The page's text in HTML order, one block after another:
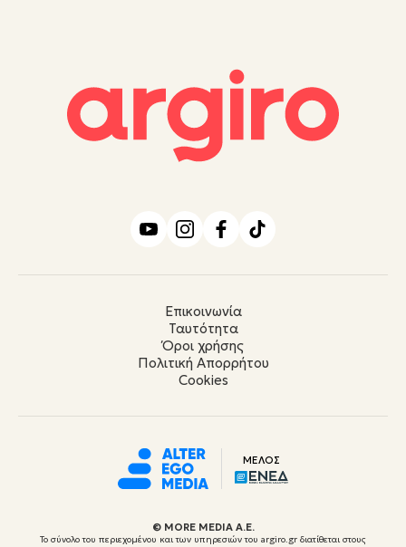
Επικοινωνία
Ταυτότητα
Όροι χρήσης
Πολιτική Απορρήτου
Cookies
ΜΕΛΟΣ
© ΜORE MEDIA Α.Ε.
Το σύνολο του περιεχομένου και των υπηρεσιών του argiro.gr διατίθεται στους